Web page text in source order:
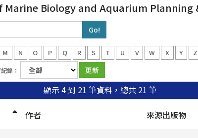
Biology and Aquarium Planning
M N O P Q R S T U V W X Y Z
錄：
顯示 4 到 21 筆資料，總共 21 筆
作者 來源出版物